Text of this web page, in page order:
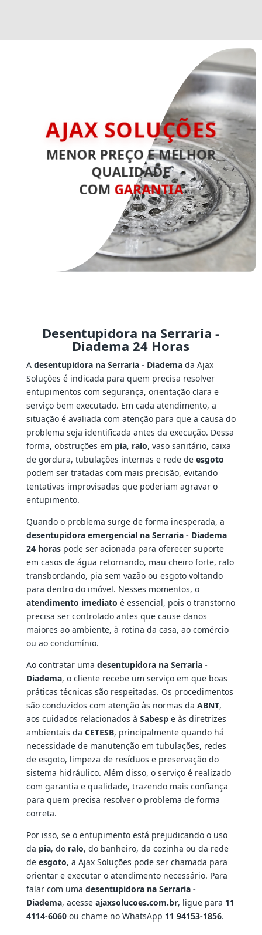
AJAX SOLUÇÕES
MENOR PREÇO E MELHOR
QUALIDADE
COM GARANTIA
Desentupidora na Serraria -
Diadema 24 Horas
A desentupidora na Serraria - Diademada Ajax
Soluções é indicada para quem precisa resolver
entupimentos com segurança, orientação clara e
serviço bem executado. Em cada atendimento, a
situação é avaliada com atenção para que a causa do
problema seja identificada antes da execução. Dessa
forma, obstruções em pia, ralo, vaso sanitário, caixa
de gordura, tubulações internas e rede de esgoto
podem ser tratadas com mais precisão, evitando
tentativas improvisadas que poderiam agravar o
entupimento.
Quando o problema surge de forma inesperada, a
desentupidora emergencial na Serraria - Diadema
24 horaspode ser acionada para oferecer suporte
em casos de água retornando, mau cheiro forte, ralo
transbordando, pia sem vazão ou esgoto voltando
para dentro do imóvel. Nesses momentos, o
atendimento imediato é essencial, pois o transtorno
precisa ser controlado antes que cause danos
maiores ao ambiente, à rotina da casa, ao comércio
ou ao condomínio.
Ao contratar uma desentupidora na Serraria -
Diadema, o cliente recebe um serviço em que boas
práticas técnicas são respeitadas. Os procedimentos
são conduzidos com atenção às normas da ABNT,
aos cuidados relacionados à Sabespe às diretrizes
ambientais da CETESB, principalmente quando há
necessidade de manutenção em tubulações, redes
de esgoto, limpeza de resíduos e preservação do
sistema hidráulico. Além disso, o serviço é realizado
com garantia e qualidade, trazendo mais confiança
para quem precisa resolver o problema de forma
correta.
Por isso, se o entupimento está prejudicando o uso
da pia, do ralo, do banheiro, da cozinha ou da rede
de esgoto, a Ajax Soluções pode ser chamada para
orientar e executar o atendimento necessário. Para
falar com uma desentupidora na Serraria -
Diadema, acesse ajaxsolucoes.com.br, ligue para 11
4114-6060ou chame no WhatsApp 11 94153-1856.